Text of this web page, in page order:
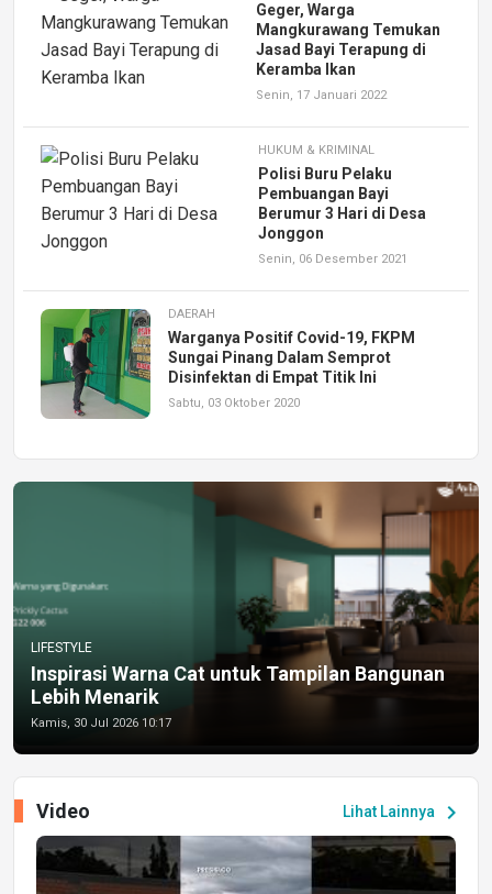
Geger, Warga
Mangkurawang Temukan
Jasad Bayi Terapung di
Keramba Ikan
Senin, 17 Januari 2022
HUKUM & KRIMINAL
Polisi Buru Pelaku
Pembuangan Bayi
Berumur 3 Hari di Desa
Jonggon
Senin, 06 Desember 2021
DAERAH
Warganya Positif Covid-19, FKPM
Sungai Pinang Dalam Semprot
Disinfektan di Empat Titik Ini
Sabtu, 03 Oktober 2020
LIFESTYLE
Inspirasi Warna Cat untuk Tampilan Bangunan
Lebih Menarik
Kamis, 30 Jul 2026 10:17
Lihat Lainnya chevron_right
Video